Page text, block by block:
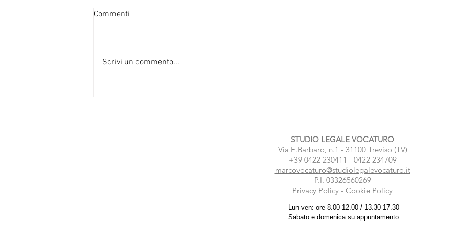
Commenti
Scrivi un commento...
STUDIO LEGALE VOCATURO
Via E.Barbaro, n.1 - 31100 Treviso (TV)
+39 0422 230411 - 0422 234709
marcovocaturo@studiolegalevocaturo.it
P.I. 03326560269
Privacy Policy - Cookie Policy
Lun-ven: ore 8.00-12.00 / 13.30-17.30
Sabato e domenica su appuntamento